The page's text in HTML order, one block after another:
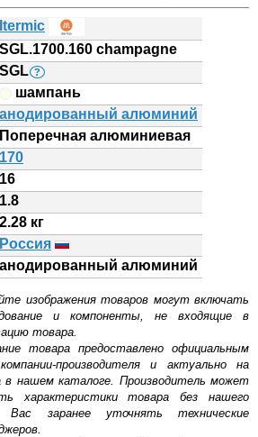
Itermic
SGL.1700.160 champagne
SGL ?
шампань
анодированный алюминий
Поперечная алюминиевая
170
16
1.8
2.28 кг
Россия
aнодированный алюминий
изображения товаров могут включать
и компоненты, не входящие в
товара.
товара предоставлено официальным
производителя и актуально на
в нашем каталоге. Производитель может
характеристики товара без нашего
Вас заранее уточнять технические